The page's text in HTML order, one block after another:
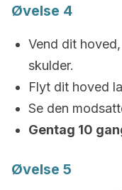
Øvelse 4
Vend dit
skulder.
Flyt dit hoved
Se den
Gentag 10
Øvelse 5